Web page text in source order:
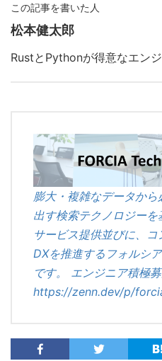
この記事を書いた人
松本健太郎
RustとPythonが得意なエン
膨大・複雑なデータか
出す検索テクノロジーを
サービス提供並びに、
DXを推進するフォルシ
です。 エンジニア積極
https://zenn.dev/p/